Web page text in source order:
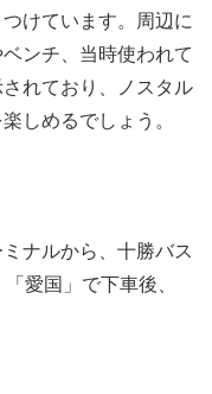
けています。周辺に
ンチ、当時使われて
れており、ノスタル
しめるでしょう。
ナルから、十勝バス
愛国」で下車後、